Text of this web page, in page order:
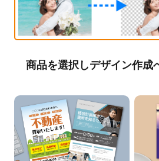
商品を選択しデザイン作成